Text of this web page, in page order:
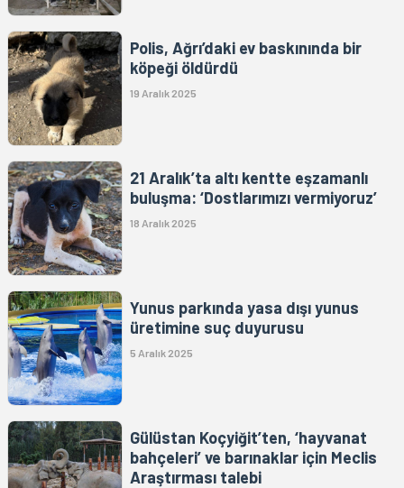
Polis, Ağrı’daki ev baskınında bir
köpeği öldürdü
19 Aralık 2025
21 Aralık’ta altı kentte eşzamanlı
buluşma: ‘Dostlarımızı vermiyoruz’
18 Aralık 2025
Yunus parkında yasa dışı yunus
üretimine suç duyurusu
5 Aralık 2025
Gülüstan Koçyiğit’ten, ‘hayvanat
bahçeleri’ ve barınaklar için Meclis
Araştırması talebi